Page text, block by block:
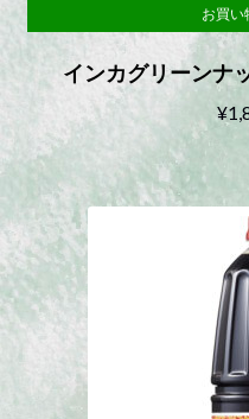
インカグリーンナ
¥
お買い